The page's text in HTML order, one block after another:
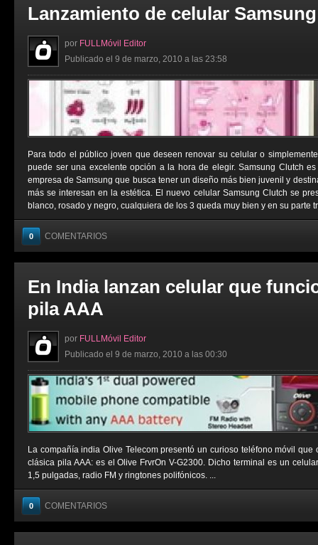
Lanzamiento de celular
por FULLMóvil Editor
Publicado el 9 de marzo, 2010 a las 23:58
Para todo el público joven que deseen renovar su celular o
puede ser una excelente opción a la hora de elegir. Samsung Clutch
empresa de Samsung que busca tener un diseño más bien juvenil y
más se interesan en la estética. El nuevo celular Samsung Clutch se
blanco, rosado y negro, cualquiera de los 3 queda muy bien y en su parte
0 COMENTARIOS
En India lanzan celular que
pila AAA
por FULLMóvil Editor
Publicado el 9 de marzo, 2010 a las 00:30
La compañía india Olive Telecom presentó un curioso teléfono móvil
clásica pila AAA: es el Olive FrvrOn V-G2300. Dicho terminal es un
1,5 pulgadas, radio FM y ringtones polifónicos. ...
0 COMENTARIOS